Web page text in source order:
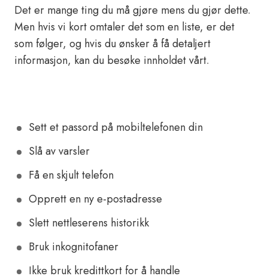
Det er mange ting du må gjøre mens du gjør dette.
Men hvis vi kort omtaler det som en liste, er det
som følger, og hvis du ønsker å få detaljert
informasjon, kan du besøke innholdet vårt.
Sett et passord på mobiltelefonen din
Slå av varsler
Få en skjult telefon
Opprett en ny e-postadresse
Slett nettleserens historikk
Bruk inkognitofaner
Ikke bruk kredittkort for å handle